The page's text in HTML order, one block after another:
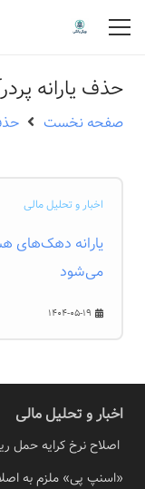
حذف یارانه
صفحه نخست
اخبار و تحلیل مالی
یارانه دهک‌های
می‌شود
1404-05-19
اخبار و تحلیل مالی
اصلاح نرخ کرایه حمل
«اسنپ پی» ملزم به